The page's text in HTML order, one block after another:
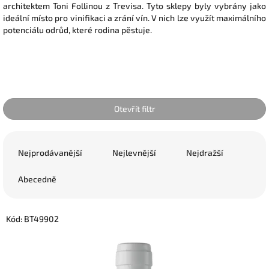
architektem Toni Follinou z Trevisa. Tyto sklepy byly vybrány jako
ideální místo pro vinifikaci a zrání vín. V nich lze využít maximálního
potenciálu odrůd, které rodina pěstuje.
Otevřít filtr
p
Nejprodávanější Nejlevnější Nejdražší
Abecedně
V
Kód: BT49902